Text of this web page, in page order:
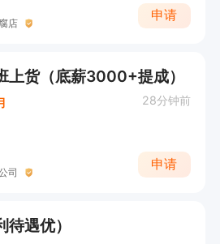
店
申请
上货（底薪3000+提成）
28分钟前
司
申请
遇优）